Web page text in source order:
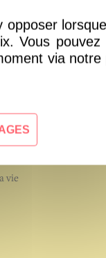
vie
Vous pouvez
via notre